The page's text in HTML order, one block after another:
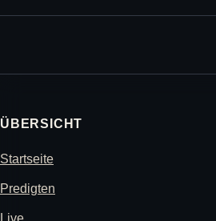
ÜBERSICHT
Startseite
Predigten